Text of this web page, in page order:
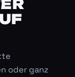
oder ganz